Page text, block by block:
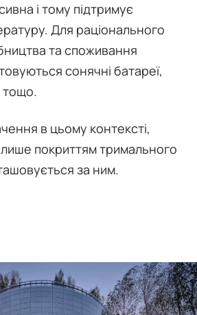
і тому підтримує
Для раціонального
та споживання
сонячні батареї,
тощо.
в цьому контексті,
лише покриттям тримального
за ним.